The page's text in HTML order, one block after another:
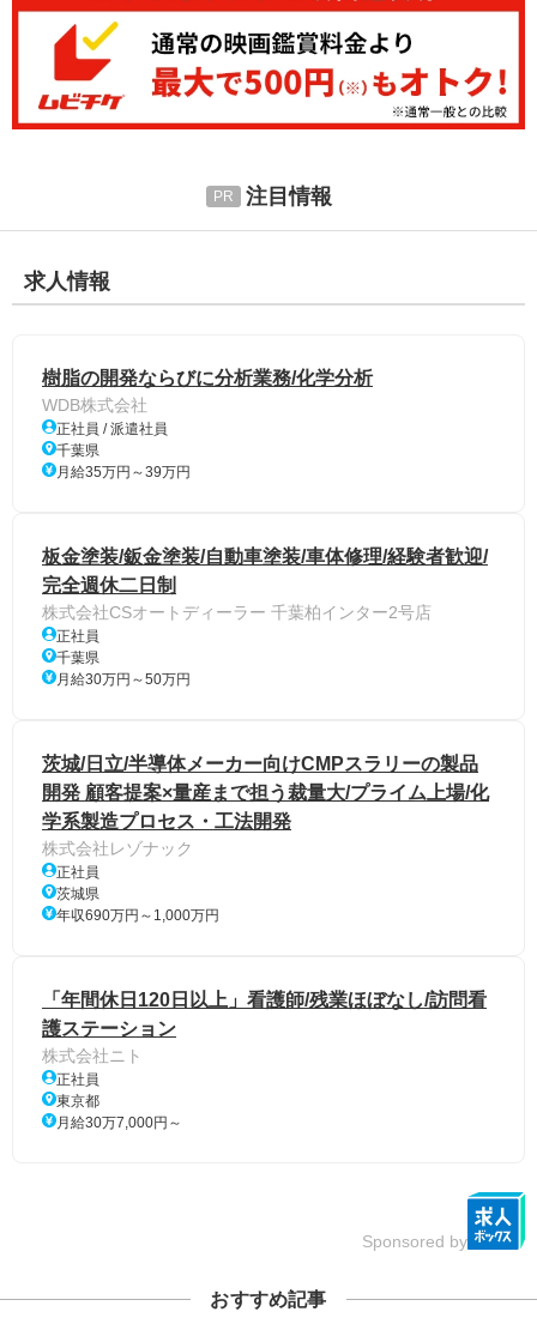
注目情報
求人情報
樹脂の開発ならびに分析業務/化学分析
WDB株式会社
正社員 / 派遣社員
千葉県
月給35万円～39万円
板金塗装/鈑金塗装/自動車塗装/車体修理/経験者歓迎/
完全週休二日制
株式会社CSオートディーラー 千葉柏インター2号店
正社員
千葉県
月給30万円～50万円
茨城/日立/半導体メーカー向けCMPスラリーの製品
開発 顧客提案×量産まで担う裁量大/プライム上場/化
学系製造プロセス・工法開発
株式会社レゾナック
正社員
茨城県
年収690万円～1,000万円
「年間休日120日以上」看護師/残業ほぼなし/訪問看
護ステーション
株式会社ニト
正社員
東京都
月給30万7,000円～
Sponsored by
おすすめ記事